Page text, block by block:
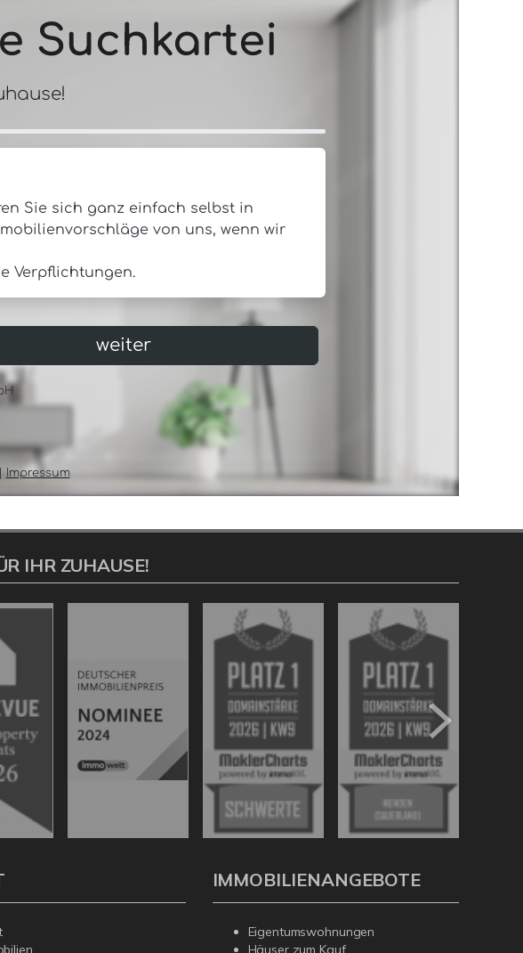
IHR ZUHAUSE!
IMMOBILIENANGEBOTE
Eigentumswohnungen
Häuser zum Kauf